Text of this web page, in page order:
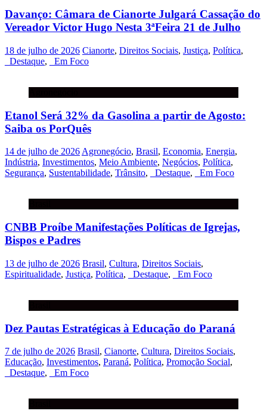
Davanço: Câmara de Cianorte Julgará Cassação do
Vereador Victor Hugo Nesta 3ªFeira 21 de Julho
18 de julho de 2026 Cianorte, Direitos Sociais, Justiça, Política,
_Destaque, _Em Foco
Etanol Será 32% da Gasolina a partir de Agosto:
Saiba os PorQuês
14 de julho de 2026Agronegócio, Brasil, Economia, Energia,
Indústria, Investimentos, Meio Ambiente, Negócios, Política,
Segurança, Sustentabilidade, Trânsito, _Destaque, _Em Foco
CNBB Proíbe Manifestações Políticas de Igrejas,
Bispos e Padres
13 de julho de 2026 Brasil, Cultura, Direitos Sociais,
Espiritualidade, Justiça, Política, _Destaque, _Em Foco
Dez Pautas Estratégicas à Educação do Paraná
7 de julho de 2026 Brasil, Cianorte, Cultura, Direitos Sociais,
Educação, Investimentos, Paraná, Política, Promoção Social,
_Destaque, _Em Foco